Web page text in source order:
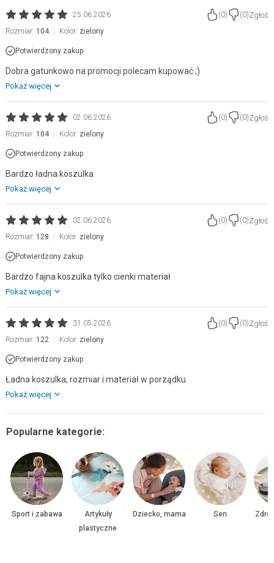
25.06.2026 (0) (0)Zgłoś
Rozmiar: 104 Kolor: zielony
Potwierdzony zakup
Dobra gatunkowo na promocji polecam kupować ;)
Pokaż więcej
02.06.2026 (0) (0)Zgłoś
Rozmiar: 104 Kolor: zielony
Potwierdzony zakup
Bardzo ładna koszulka
Pokaż więcej
02.06.2026 (0) (0)Zgłoś
Rozmiar: 128 Kolor: zielony
Potwierdzony zakup
Bardzo fajna koszulka tylko cienki materiał
Pokaż więcej
31.05.2026 (0) (0)Zgłoś
Rozmiar: 122 Kolor: zielony
Potwierdzony zakup
Ładna koszulka, rozmiar i materiał w porządku
Pokaż więcej
Popularne kategorie:
Sport i zabawa
Artykuły
plastyczne
Dziecko, mama Sen